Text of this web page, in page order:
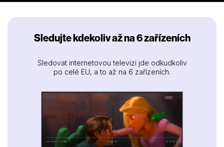
Sledujte kdekoliv až na 6 zařízeních
Sledovat internetovou televizi jde odkudkoliv
po celé EU, a to až na 6 zařízeních.